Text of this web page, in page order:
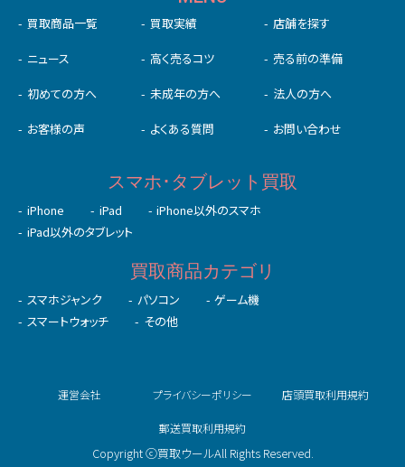
買取商品一覧 買取実績 店舗を探す
ニュース 高く売るコツ 売る前の準備
初めての⽅へ 未成年の⽅へ 法人の方へ
お客様の声 よくある質問 お問い合わせ
スマホ･タブレット買取
iPhone iPad
iPhone以外のスマホ
iPad以外のタブレット
買取商品カテゴリ
スマホジャンク パソコン
ゲーム機
スマートウォッチ
その他
Copyright ⓒ買取ウールAll Rights Reserved.
運営会社 プライバシーポリシー 店頭買取利用規約
郵送買取利用規約